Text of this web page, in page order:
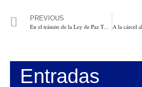
PREVIOUS
En el trámite de la Ley de Paz Total se violaron varios principios, Procuraduría pidió declararla inconstitucional
Entradas